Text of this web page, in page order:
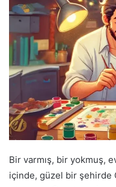
Bir varmış, bir yokmuş,
içinde, güzel bir şehirde